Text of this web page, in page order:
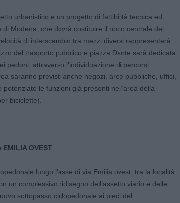
urbanistico e un progetto di fattibilità tecnica ed
Modena, che dovrà costituire il nodo centrale del
di interscambio tra mezzi diversi rappresenterà
del trasporto pubblico e piazza Dante sarà dedicata
pedoni, attraverso l’individuazione di percorsi
saranno previsti anche negozi, aree pubbliche, uffici,
le funzioni già presenti nell’area della
biciclette).
EMILIA OVEST
lungo l’asse di via Emilia ovest, tra la località
un complessivo ridisegno dell’assetto viario e delle
sottopasso ciclopedonale ai piedi del